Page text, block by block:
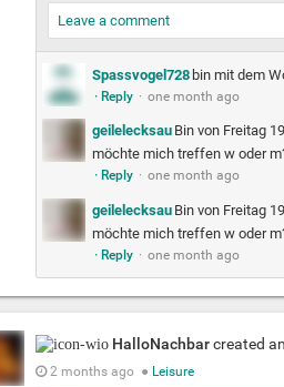
Leave a comment
Spassvogel728 bin mit dem
· Reply · one month ago
geilelecksau Bin von Freitag
möchte mich treffen w oder
· Reply · one month ago
geilelecksau Bin von Freitag
möchte mich treffen w oder
· Reply · one month ago
HalloNachbarcreated
2 months ago ● Leisure